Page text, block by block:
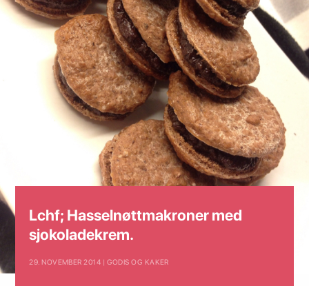
Lchf; Hasselnøttmakroner med
sjokoladekrem.
29. NOVEMBER 2014 | GODIS OG KAKER